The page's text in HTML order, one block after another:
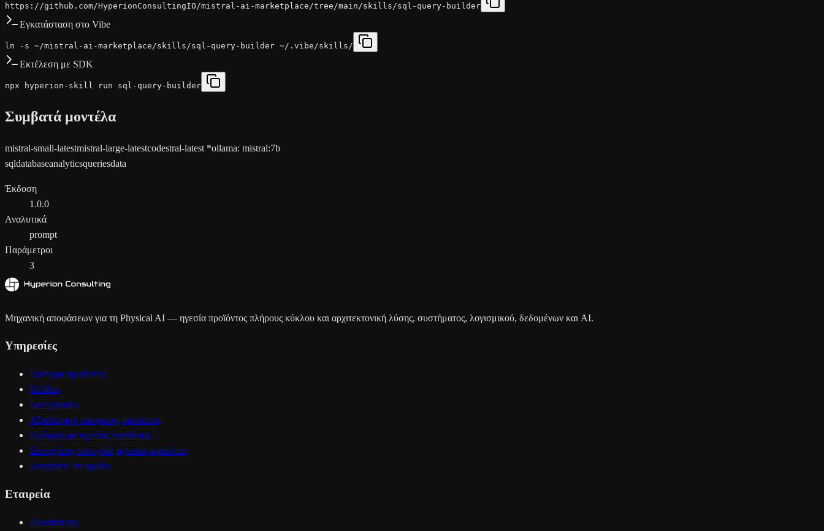
https://github.com/HyperionConsultingIO/mistral-ai-marketplace/tree/main/skills/sql-query-builder
Εγκατάσταση στο Vibe
ln -s ~/mistral-ai-marketplace/skills/sql-query-builder ~/.vibe/skills/
Εκτέλεση με SDK
npx hyperion-skill run sql-query-builder
Συμβατά μοντέλα
mistral-small-latestmistral-large-latestcodestral-latest *ollama: mistral:7b
sqldatabaseanalyticsqueriesdata
Έκδοση
1.0.0
Αναλυτικά
prompt
Παράμετροι
3
Μηχανική αποφάσεων για τη Physical AI — ηγεσία προϊόντος πλήρους κύκλου και αρχιτεκτονική λύσης, συστήματος, λογισμικού, δεδομένων και AI.
Υπηρεσίες
Σύστημα προϊόντος
Κλάδοι
Συνεργασίες
Αξιολόγηση απόφασης προϊόντος
Πρόγραμμα ηγεσίας προϊόντος
Συνεργάτης συνεχούς ηγεσίας προϊόντος
Συζητήστε το προϊόν
Εταιρεία
Δυνατότητες